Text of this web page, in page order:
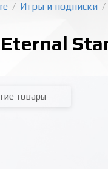
/ Игры и подписки /
Eternal
товары